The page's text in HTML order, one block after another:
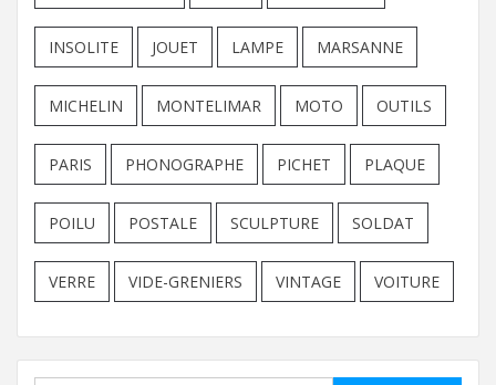
INSOLITE JOUET LAMPE MARSANNE
MICHELIN MONTELIMAR MOTO OUTILS
PARIS PHONOGRAPHE PICHET PLAQUE
POILU POSTALE SCULPTURE SOLDAT
VERRE VIDE-GRENIERS VINTAGE VOITURE